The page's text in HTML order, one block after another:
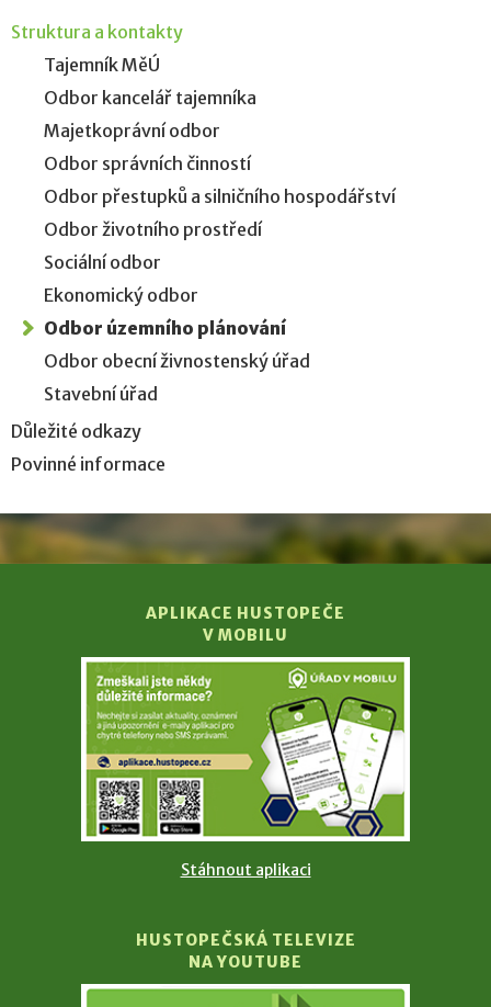
Struktura a kontakty
Tajemník MěÚ
Odbor kancelář tajemníka
Majetkoprávní odbor
Odbor správních činností
Odbor přestupků a silničního hospodářství
Odbor životního prostředí
Sociální odbor
Ekonomický odbor
Odbor územního plánování
Odbor obecní živnostenský úřad
Stavební úřad
Důležité odkazy
Povinné informace
APLIKACE HUSTOPEČE
V MOBILU
Stáhnout aplikaci
HUSTOPEČSKÁ TELEVIZE
NA YOUTUBE